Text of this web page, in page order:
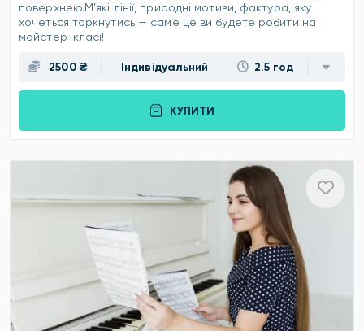
поверхнею.М’які лінії, природні мотиви, фактура, яку
хочеться торкнутись — саме це ви будете робити на
майстер-класі!
2500 ₴ Індивідуальний 2.5 год
КУПИТИ